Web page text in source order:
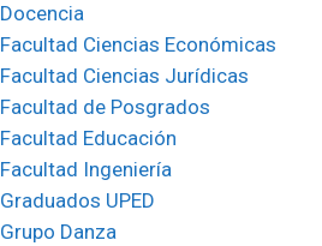
Docencia
Facultad Ciencias Económicas
Facultad Ciencias Jurídicas
Facultad de Posgrados
Facultad Educación
Facultad Ingeniería
Graduados UPED
Grupo Danza